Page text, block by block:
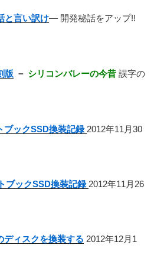
と言い訳け― 開発秘話をアップ!!
版 － シリコンバレーの今昔 誤字の
ブックSSD換装記録 2012年11月30
ブックSSD換装記録 2012年11月26
ィスクを換装する 2012年12月1